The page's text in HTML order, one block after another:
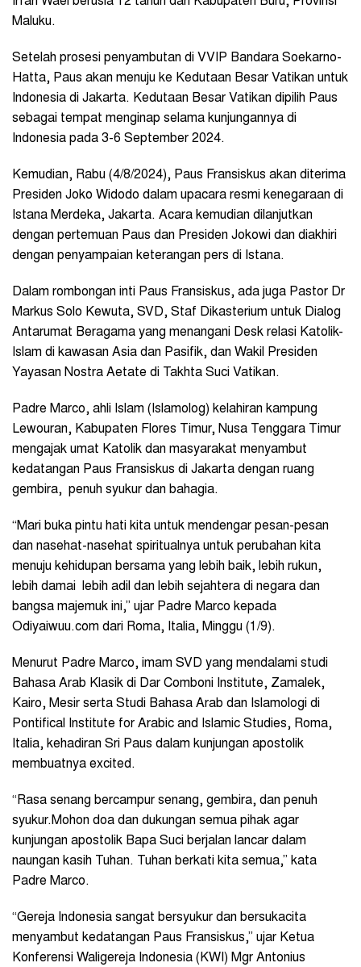
Maluku.
Setelah prosesi penyambutan di VVIP Bandara Soekarno-
Hatta, Paus akan menuju ke Kedutaan Besar Vatikan untuk
Indonesia di Jakarta. Kedutaan Besar Vatikan dipilih Paus
sebagai tempat menginap selama kunjungannya di
Indonesia pada 3-6 September 2024.
Kemudian, Rabu (4/8/2024), Paus Fransiskus akan diterima
Presiden Joko Widodo dalam upacara resmi kenegaraan di
Istana Merdeka, Jakarta. Acara kemudian dilanjutkan
dengan pertemuan Paus dan Presiden Jokowi dan diakhiri
dengan penyampaian keterangan pers di Istana.
Dalam rombongan inti Paus Fransiskus, ada juga Pastor Dr
Markus Solo Kewuta, SVD, Staf Dikasterium untuk Dialog
Antarumat Beragama yang menangani Desk relasi Katolik-
Islam di kawasan Asia dan Pasifik, dan Wakil Presiden
Yayasan Nostra Aetate di Takhta Suci Vatikan.
Padre Marco, ahli Islam (Islamolog) kelahiran kampung
Lewouran, Kabupaten Flores Timur, Nusa Tenggara Timur
mengajak umat Katolik dan masyarakat menyambut
kedatangan Paus Fransiskus di Jakarta dengan ruang
gembira, penuh syukur dan bahagia.
“Mari buka pintu hati kita untuk mendengar pesan-pesan
dan nasehat-nasehat spiritualnya untuk perubahan kita
menuju kehidupan bersama yang lebih baik, lebih rukun,
lebih damai lebih adil dan lebih sejahtera di negara dan
bangsa majemuk ini,” ujar Padre Marco kepada
Odiyaiwuu.com dari Roma, Italia, Minggu (1/9).
Menurut Padre Marco, imam SVD yang mendalami studi
Bahasa Arab Klasik di Dar Comboni Institute, Zamalek,
Kairo, Mesir serta Studi Bahasa Arab dan Islamologi di
Pontifical Institute for Arabic and Islamic Studies, Roma,
Italia, kehadiran Sri Paus dalam kunjungan apostolik
membuatnya excited.
“Rasa senang bercampur senang, gembira, dan penuh
syukur.Mohon doa dan dukungan semua pihak agar
kunjungan apostolik Bapa Suci berjalan lancar dalam
naungan kasih Tuhan. Tuhan berkati kita semua,” kata
Padre Marco.
“Gereja Indonesia sangat bersyukur dan bersukacita
menyambut kedatangan Paus Fransiskus,” ujar Ketua
Konferensi Waligereja Indonesia (KWI) Mgr Antonius